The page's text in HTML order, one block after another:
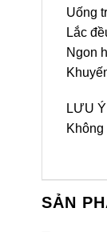
Uống
Lắc
Ngon
LƯU Ý
SẢN